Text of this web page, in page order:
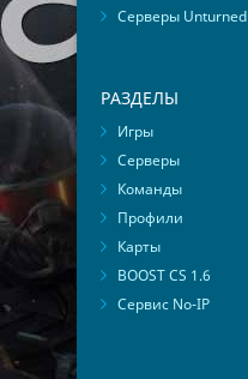
Серверы Unturned
РАЗДЕЛЫ
Игры
Серверы
Команды
Профили
Карты
BOOST CS 1.6
Сервис No-IP